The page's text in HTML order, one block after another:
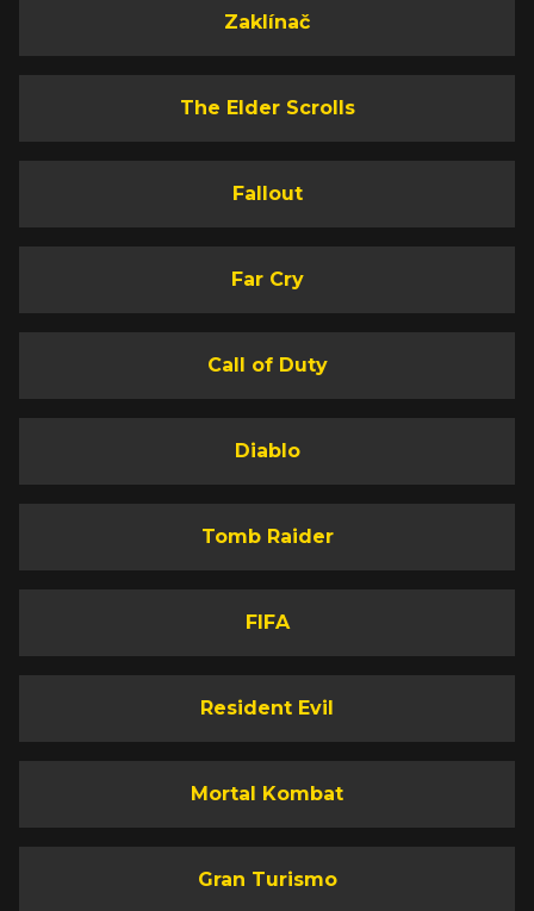
Zaklínač
The Elder Scrolls
Fallout
Far Cry
Call of Duty
Diablo
Tomb Raider
FIFA
Resident Evil
Mortal Kombat
Gran Turismo